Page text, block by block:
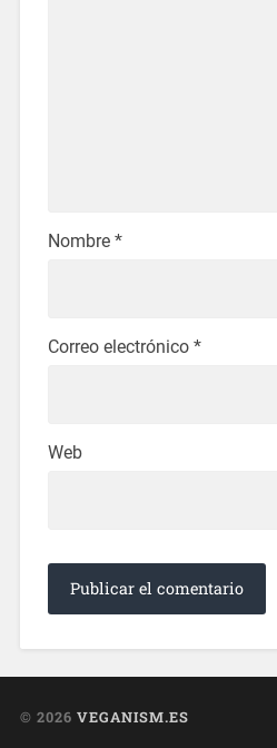
Nombre *
Correo electrónico *
Web
© 2026 VEGANISM.ES